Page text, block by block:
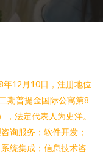
12月10日，注册地位
期普提金国际公寓第8
法定代表人为史洋。
询服务；软件开发；
统集成；信息技术咨